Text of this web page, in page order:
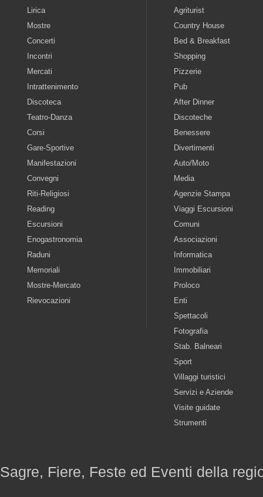
Lirica
Mostre
Concerti
Incontri
Mercati
Intrattenimento
Discoteca
Teatro-Danza
Corsi
Gare-Sportive
Manifestazioni
Convegni
Riti-Religiosi
Reading
Escursioni
Enogastronomia
Raduni
Memoriali
Mostre-Mercato
Rievocazioni
Agriturist
Country House
Bed & Breakfast
Shopping
Pizzerie
Pub
After Dinner
Discoteche
Benessere
Divertimenti
Auto/Moto
Media
Agenzie Stampa
Viaggi Escursioni
Comuni
Associazioni
Informatica
Immobiliari
Proloco
Enti
Spettacoli
Fotografia
Stab. Balneari
Sport
Villaggi turistici
Servizi e Aziende
Visite guidate
Strumenti
Sagre, Fiere, Feste ed Eventi della